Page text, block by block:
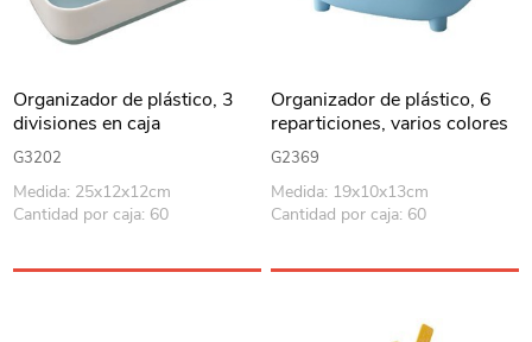
Organizador de plástico, 3
divisiones en caja
G3202
Medida: 25x12x12cm
Cantidad por caja: 60
Organizador de plástico, 6
reparticiones, varios colores
G2369
Medida: 19x10x13cm
Cantidad por caja: 60